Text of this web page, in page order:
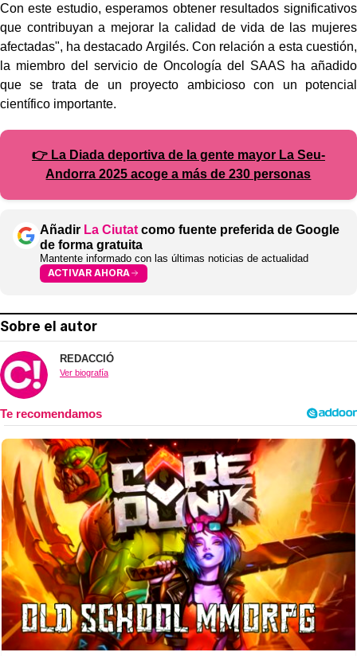
Con este estudio, esperamos obtener resultados significativos
que contribuyan a mejorar la calidad de vida de las mujeres
afectadas", ha destacado Argilés. Con relación a esta cuestión,
la miembro del servicio de Oncología del SAAS ha añadido
que se trata de un proyecto ambicioso con un potencial
científico importante.
👉 La Diada deportiva de la gente mayor La Seu-
Andorra 2025 acoge a más de 230 personas
Añadir La Ciutat como fuente preferida de Google
de forma gratuita
Mantente informado con las últimas noticias de actualidad
ACTIVAR AHORA
Sobre el autor
REDACCIÓ
Ver biografía